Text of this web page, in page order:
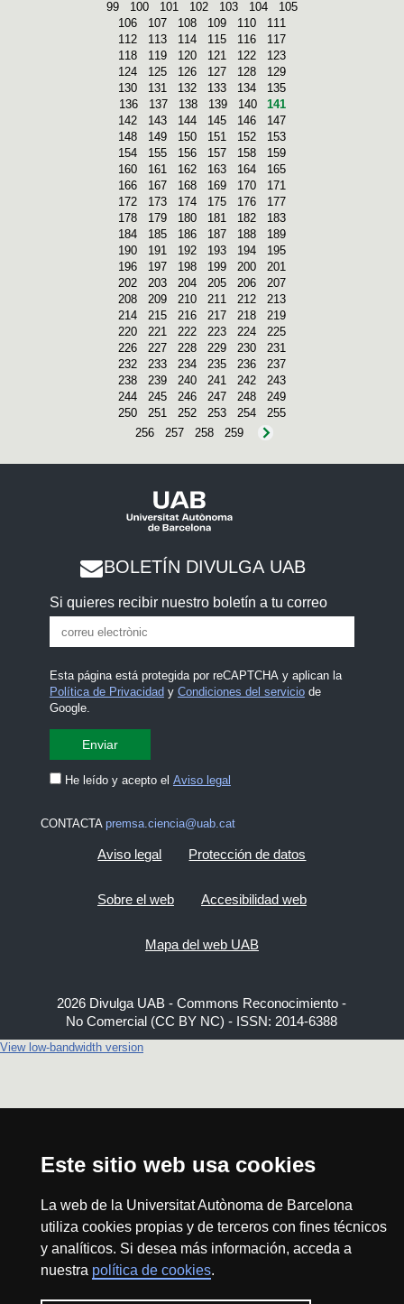
Este sitio web usa cookies
La web de la Universitat Autònoma de Barcelona
utiliza cookies propias y de terceros con fines técnicos
y analíticos. Si desea más información, acceda a
nuestra política de cookies.
99
100 101 102 103 104
105
106
107 108 109 110
111
112
113 114 115 116
117
118
119 120 121 122
123
124
125 126 127 128
129
130
131 132 133 134
135
136
137 138 139 140
141
142
143 144 145 146
147
148
149 150 151 152
153
154
155 156 157 158
159
160
161 162 163 164
165
166
167 168 169 170
171
172
173 174 175 176
177
178
179 180 181 182
183
184
185 186 187 188
189
190
191 192 193 194
195
196
197 198 199 200
201
202
203 204 205 206
207
208
209 210 211 212
213
214
215 216 217 218
219
220
221 222 223 224
225
226
227 228 229 230
231
232
233 234 235 236
237
238
239 240 241 242
243
244
245 246 247 248
249
250
251 252 253 254
255
256
257 258 259
BOLETÍN DIVULGA UAB
Si quieres recibir nuestro boletín a tu correo
Esta página está protegida por reCAPTCHA y aplican la
Política de Privacidad y Condiciones del serviciode
Google.
He leído y acepto el Aviso legal
CONTACTA premsa.ciencia@uab.cat
Aviso legal Protección de datos
Sobre el web Accesibilidad web
Mapa del web UAB
2026 Divulga UAB - Commons Reconocimiento -
No Comercial (CC BY NC) - ISSN: 2014-6388
View low-bandwidth version